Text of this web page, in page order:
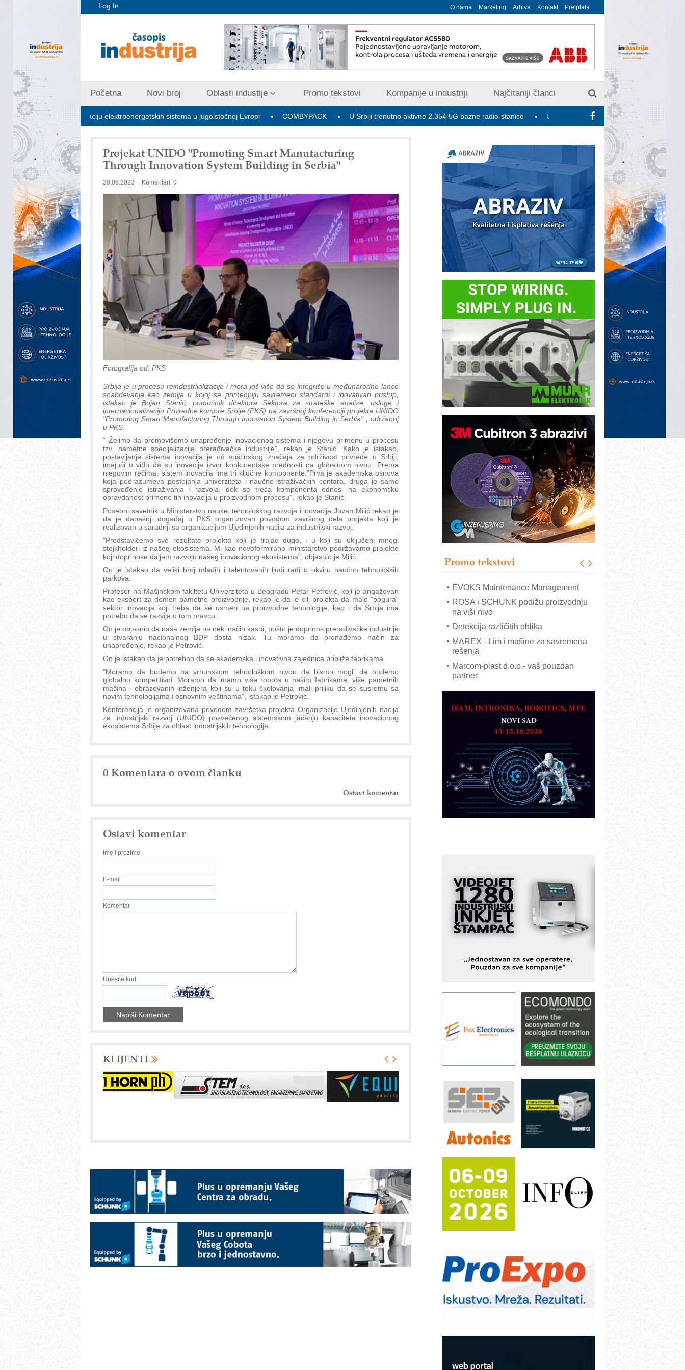
Log In O nama Marketing Arhiva Kontakt Pretplata
Početna Novi broj Oblasti industije Promo tekstovi Kompanije u industriji Najčitaniji članci
za stabilizaciju elektroenergetskih sistema u jugoistočnoj Evropi COMBYPACK U Srbiji trenutno aktivne 2.354 5G bazne radio-stanice U susret 15. Savetovanju o elektrodistributivnim
Projekat UNIDO "Promoting Smart Manufacturing
Through Innovation System Building in Serbia"
30.06.2023 Komentari: 0
Fotografija od: PKS
Srbija je u procesu reindustrijalizacije i mora još više da se integriše u međunarodne lance
snabdevanja kao zemlja u kojoj se primenjuju savremeni standardi i inovativan pristup,
istakao je Bojan Stanić, pomoćnik direktora Sektora za strateške analize, usluge i
internacionalizaciju Privredne komore Srbije (PKS) na završnoj konferenciji projekta UNIDO
"Promoting Smart Manufacturing Through Innovation System Building in Serbia" , održanoj
u PKS.
" Želimo da promovišemo unapređenje inovacionog sistema i njegovu primenu u procesu
tzv. pametne specijalizacije prerađivačke industrije", rekao je Stanić. Kako je istakao,
postavljanje sistema inovacija je od suštinskog značaja za održivost privrede u Srbiji,
imajući u vidu da su inovacije izvor konkurentske prednosti na globalnom nivou. Prema
njegovim rečima, sistem inovacija ima tri ključne komponente."Prva je akademska osnova
koja podrazumeva postojanja univerziteta i naučno-istraživačkih centara, druga je samo
sprovođenje istraživanja i razvoja, dok se treća komponenta odnosi na ekonomsku
opravdanost primene tih inovacija u proizvodnom procesu", rekao je Stanić.
Posebni savetnik u Ministarstvu nauke, tehnološkog razvoja i inovacija Jovan Milić rekao je
da je današnji događaj u PKS organizovan povodom završnog dela projekta koji je
realizovan u saradnji sa organizacijom Ujedinjenih nacija za industrijski razvoj.
"Predstavićemo sve rezultate projekta koji je trajao dugo, i u koji su uključeni mnogi
stejkholderi iz našeg ekosistema. Mi kao novoformirano ministarstvo podržavamo projekte
koji doprinose daljem razvoju našeg inovacionog ekosistema", objasnio je Milić.
On je istakao da veliki broj mladih i talentovanih ljudi radi u okviru naučno tehnoloških
parkova.
Profesor na Mašinskom fakiltetu Univerziteta u Beogradu Petar Petrović, koji je angažovan
kao ekspert za domen pametne proizvodnje, rekao je da je cilj projekta da malo "pogura"
sektor inovacija koji treba da se usmeri na proizvodne tehnologije, kao i da Srbija ima
potrebu da se razvija u tom pravcu.
On je objasnio da naša zemlja na neki način kasni, pošto je doprinos prerađivačke industrije
u stvaranju nacionalnog BDP dosta nizak. Tu moramo da pronađemo način za
unapređenje, rekao je Petrović.
On je istakao da je potrebno da se akademska i inovativna zajednica približe fabrikama.
"Moramo da budemo na vrhunskom tehnološkom nivou da bismo mogli da budemo
globalno kompetitivni. Moramo da imamo više robota u našim fabrikama, više pametnih
mašina i obrazovanih inženjera koji su u toku školovanja imali priliku da se susretnu sa
novim tehnologijama i osnovnim veštinama", istakao je Petrović.
Konferencija je organizovana povodom završetka projekta Organizacije Ujedinjenih nacija
za industrijski razvoj (UNIDO) posvećenog sistemskom jačanju kapaciteta inovacionog
ekosistema Srbije za oblast industrijskih tehnologija.
0 Komentara o ovom članku
Ostavi komentar
Ostavi komentar
Ime i prezime
E-mail
Komentar
Unesite kod
KLIJENTI
Promo tekstovi
Trajna oznaka kao dugoročna korist
Bezbednost na prvom mestu!
IB BLUMENAUER - više od 40 godina
poverenja u industriji
RMQ-TITAN ADVANCED INDICATOR
– Pametna signalizacija za efikasnije
upravljanje mašinama
solarnim elektranama i vetroparkovima
EVOKS Maintenance Management
ROSA i SCHUNK podižu proizvodnju
na viši nivo
Detekcija različitih oblika
MAREX - Lim i mašine za savremena
rešenja
Marcom-plast d.o.o.- vaš pouzdan
partner
CTO - Prilagodite svoju toplinsku
Razvoj asortimanskog pravca MINI-
PLC AKYTEC
dostupan u Srbiji
MOTOMAN – NEXT-Robotika vođena
veštačkom inteligencijom
I.SAFE MOBILE revolucioniše
industrijsku automatizaciju
pionirskimmobile operator PANEL-OM
Alba d.o.o. – 35 godina preciznosti u
metrologiji i pametnim dozirnim
rešenjima
IBeRTIM - oprema za ispitivanje
kontrole kvaliteta
sistema
YAMADA pumpe – japanska
Filtration Group Industrial – Napredna
rešenja za filtraciju u hidrauličkim i
procesnim sistemima
Art Utopia Studio – vizuelne priče
industrije i biznisa
RILINEX kompanije Rittal
automatizaciju
Efikasno upravljanje energijom
Automatizacija pakovanja · Display
Proizvodnja iC7 Hybrid 1500 VDC
mrežnog pretvarača sa tečnim
Potpuna efikasnost bez složenih
sistema
Trajna oznaka kao dugoročna korist
Bezbednost na prvom mestu!
poverenja u industriji
– Pametna signalizacija za efikasnije
upravljanje mašinama
Sigurnije ispitivanje transformatora u
solarnim elektranama i vetroparkovima
COMBYPACK
ROSA i SCHUNK podižu proizvodnju
Detekcija različitih oblika